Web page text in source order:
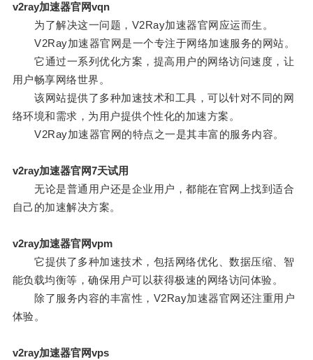
v2ray加速器官网vqn
为了解决这一问题，V2Ray加速器官网应运而生。
V2Ray加速器官网是一个专注于网络加速服务的网站。
它通过一系列优化方案，提高用户的网络访问速度，让
用户畅享网络世界。
该网站提供了多种加速技术和工具，可以针对不同的网
络环境和需求，为用户提供个性化的加速方案。
V2Ray加速器官网的特点之一是其丰富的服务内容。
v2ray加速器官网7天试用
无论是普通用户还是企业用户，都能在官网上找到适合
自己的加速解决方案。
v2ray加速器官网vpm
它提供了多种加速技术，包括网络优化、数据压缩、智
能负载均衡等，确保用户可以获得极速的网络访问体验。
除了服务内容的丰富性，V2Ray加速器官网还注重用户
体验。
v2ray加速器官网vps